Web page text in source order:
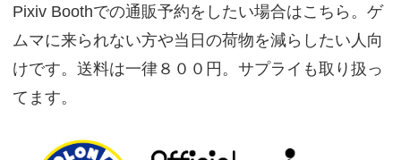
Pixiv Boothでの通販予約をしたい場合はこちら。ゲ
ムマに来られない方や当日の荷物を減らしたい人向
けです。送料は一律８００円。サプライも取り扱っ
てます。